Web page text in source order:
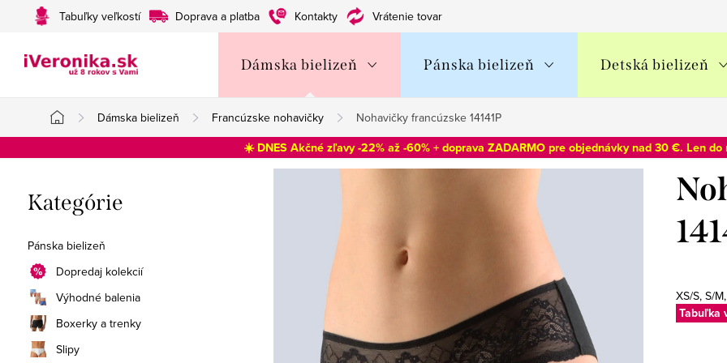
Tabuľky veľkostí Doprava a platba Kontakty Vrátenie tovaru
Dámska bielizeň Pánska bielizeň Detská bielizeň
Domov
Dámska bielizeň Francúzske nohavičky Nohavičky francúzske 14141P
☀️ DNES Akčné zľavy -22% až -60% + doprava ZADARMO pre objednávky nad 30 €. Len do
o
č
n
ý
p
Preskočiť
kategórie
Kategórie
Pánska bielizeň
Dopredaj kolekcií
Výhodné balenia
Boxerky a trenky
Slipy
XS/S, S/
Tabuľka